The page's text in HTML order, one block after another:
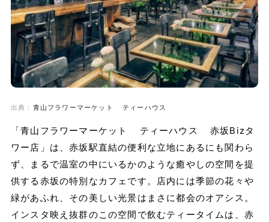
出典： 青山フラワーマーケット ティーハウス
「青山フラワーマーケット ティーハウス 赤坂Bizタ
ワー店」は、赤坂駅直結の便利な立地にあるにも関わら
ず、まるで温室の中にいるかのような癒やしの空間を提
供する赤坂の特別なカフェです。店内には季節の花々や
緑があふれ、その美しい光景はまさに都会のオアシス。
インスタ映え抜群のこの空間で飲むティータイムは、赤